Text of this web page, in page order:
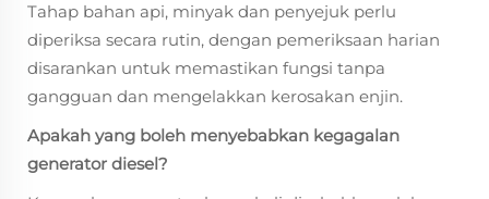
Tahap bahan api, minyak dan penyejuk perlu
diperiksa secara rutin, dengan pemeriksaan harian
disarankan untuk memastikan fungsi tanpa
gangguan dan mengelakkan kerosakan enjin.
Apakah yang boleh menyebabkan kegagalan
generator diesel?